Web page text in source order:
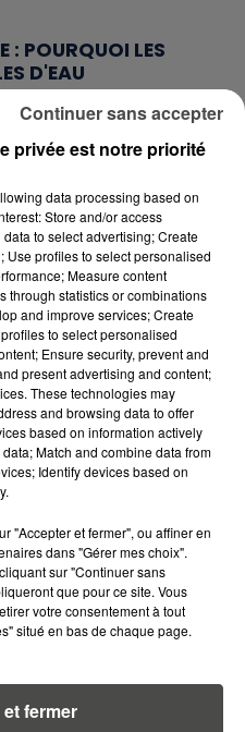
: POURQUOI LES
D'EAU
DES RAYONS...
SAINEMENT COÛTE 25 %
QU'IL Y A CINQ ANS,
LES MARQUES QUI
MEILLEUR RAPPORT...
DE LA RÉGION ET
DE LA RÉDACTION
MOBILE
Voir toute l'équipe RCA
privée est notre priorité
data processing based on
Store and/or access
to select advertising; Create
profiles to select personalised
Measure content
through statistics or combinations
and improve services; Create
to select personalised
Ensure security, prevent and
present advertising and content;
These technologies may
and browsing data to offer
based on information actively
Match and combine data from
Identify devices based on
"Accepter et fermer", ou affiner en
dans "Gérer mes choix".
sur "Continuer sans
que pour ce site. Vous
votre consentement à tout
situé en bas de chaque page.
fermer
Continuer sans accepter